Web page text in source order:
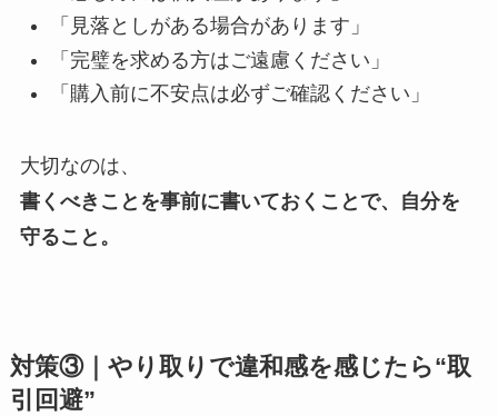
「見落としがある場合があります」
「完璧を求める方はご遠慮ください」
「購入前に不安点は必ずご確認ください」
大切なのは、
書くべきことを事前に書いておくことで、自分を
守ること。
対策③｜やり取りで違和感を感じたら“取
引回避”